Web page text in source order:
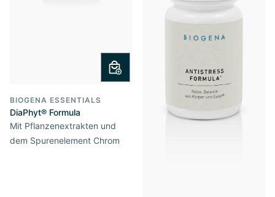
BIOGENA ESSENTIALS
DiaPhyt® Formula
Mit Pflanzenextrakten und
dem Spurenelement Chrom